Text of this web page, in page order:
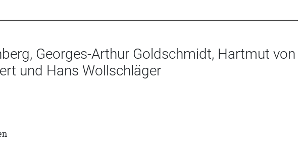
Georges-Arthur Goldschmidt, Hartmut von
und Hans Wollschläger